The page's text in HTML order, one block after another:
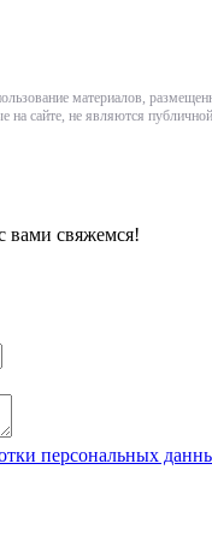
материалов,
сайте, не являются
вами свяжемся!
персональных